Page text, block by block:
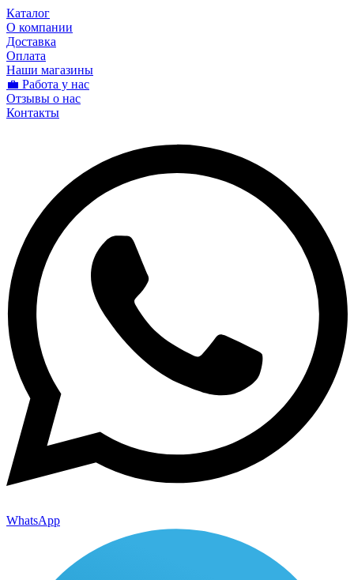
Каталог
О компании
Доставка
Оплата
Наши магазины
💼 Работа у нас
Отзывы о нас
Контакты
WhatsApp